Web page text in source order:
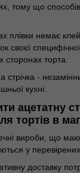
тому що способів
плівки немає
своєї
сторонах торта.
стрічка -
кухні.
ацетатну
тортів в
вироби, що мають
у
доставку